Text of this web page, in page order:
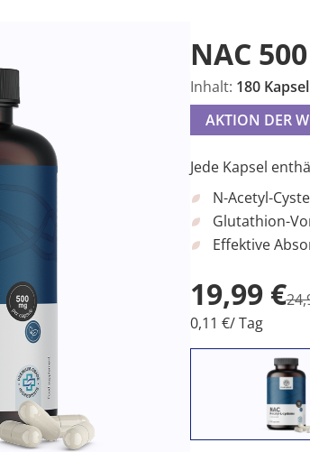
NAC
Inhalt: 180
AKTION DER
Jede Kapsel
N-Acetyl-
Glutathion-
Effektive
19,99 €
0,11 €/ Tag